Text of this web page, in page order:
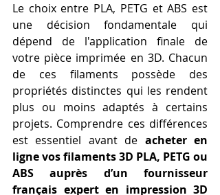
Le choix entre PLA, PETG et ABS est
une décision fondamentale qui
dépend de l'application finale de
votre pièce imprimée en 3D. Chacun
de ces filaments possède des
propriétés distinctes qui les rendent
plus ou moins adaptés à certains
projets. Comprendre ces différences
est essentiel avant de acheter en
ligne vos filaments 3D PLA, PETG ou
ABS auprès d’un fournisseur
français expert en impression 3D